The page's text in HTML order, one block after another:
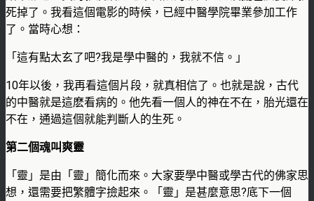
死掉了。我看這個電影的時候，已經中醫學院畢業參加工作
了。當時心想：
「這有點太玄了吧?我是學中醫的，我就不信。」
10年以後，我再看這個片段，就真相信了。也就是說，古代
的中醫就是這麽看病的。他先看一個人的神在不在，胎光還在
不在，通過這個就能判斷人的生死。
第二個魂叫爽靈
「靈」是由「靈」簡化而來。大家要學中醫或學古代的佛家思
想，還需要把繁體字撿起來。「靈」是甚麼意思?底下一個